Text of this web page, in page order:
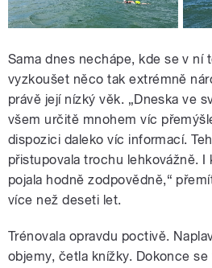
Sama dnes nechápe, kde se v ní
vyzkoušet něco tak extrémně
právě její nízký věk. „Dneska ve
všem určitě mnohem víc
dispozici daleko víc informací.
přistupovala trochu lehkovážně. I
pojala hodně zodpovědně,“
více než deseti let.
Trénovala opravdu poctivě.
objemy, četla knížky. Dokonce